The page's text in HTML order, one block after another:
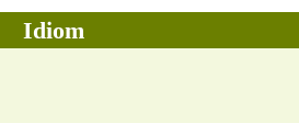
Idiom